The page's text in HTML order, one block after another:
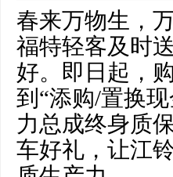
春来万物生，
福特轻客及时
好。即日起，
到“添购/置换
力总成终身质
车好礼，让江